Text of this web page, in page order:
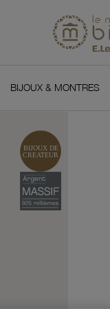
BIJOUX & MONTRES